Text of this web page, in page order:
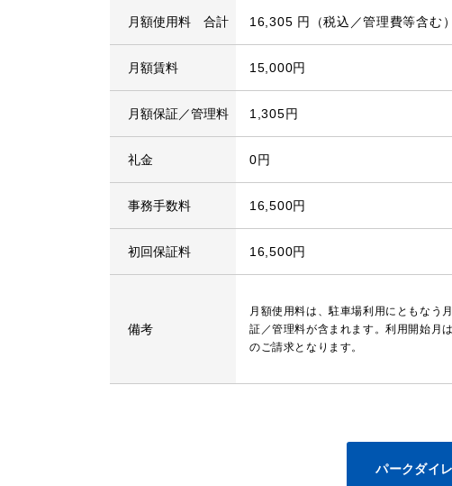
月額使用料 合計 16,305 円（税込／管理費等含む）
月額賃料 15,000円
月額保証／管理料 1,305円
礼金 0円
事務手数料 16,500円
初回保証料 16,500円
備考
月額使用料は、駐車場利用にともなう
証／管理料が含まれます。利用開始月
のご請求となります。
パークダイ